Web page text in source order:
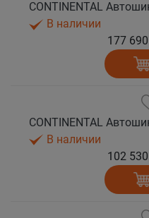
В наличии
177
В наличии
102